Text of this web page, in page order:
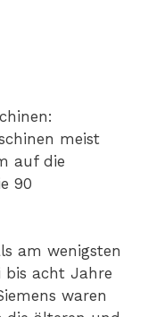
meist
auf die
90
am wenigsten
bis acht Jahre
waren